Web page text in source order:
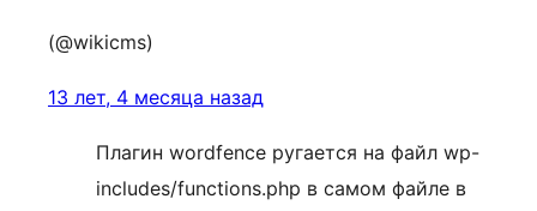
(@wikicms)
13 лет, 4 месяца назад
Плагин wordfence ругается на файл wp-
includes/functions.php в самом файле в